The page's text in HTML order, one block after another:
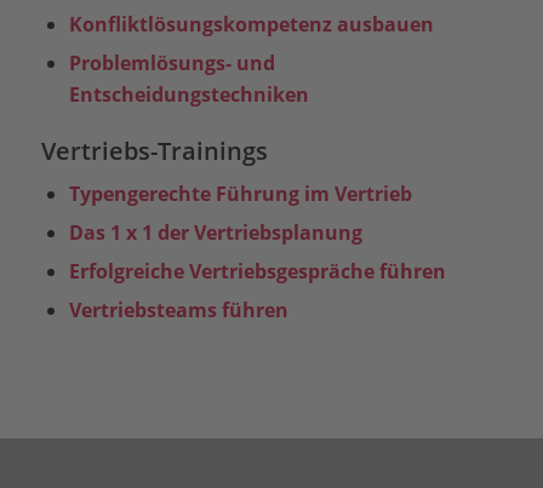
Konfliktlösungskompetenz ausbauen
Problemlösungs- und
Entscheidungstechniken
Vertriebs-Trainings
Typengerechte Führung im Vertrieb
Das 1 x 1 der Vertriebsplanung
Erfolgreiche Vertriebsgespräche führen
Vertriebsteams führen